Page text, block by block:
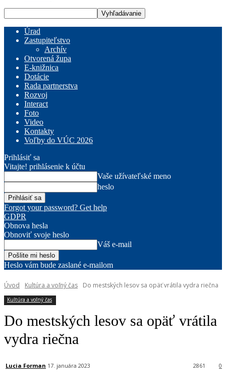
Úrad
Zastupiteľstvo
Archív
Otvorená župa
E-knižnica
Dotácie
Rada partnerstva
Rozvoj
Interact
Foto
Video
Kontakty
Voľby do VÚC 2026
Prihlásiť sa
Vitajte! prihlásenie k účtu
Vaše užívateľské meno
heslo
Forgot your password? Get help
GDPR
Obnova hesla
Obnoviť svoje heslo
Váš e-mail
Heslo vám bude zaslané e-mailom
Úvod Kultúra a voľný čas Do mestských lesov sa opäť vrátila vydra riečna
Kultúra a voľný čas
Do mestských lesov sa opäť vrátila
vydra riečna
Lucia Forman 17. januára 2023 0
2861